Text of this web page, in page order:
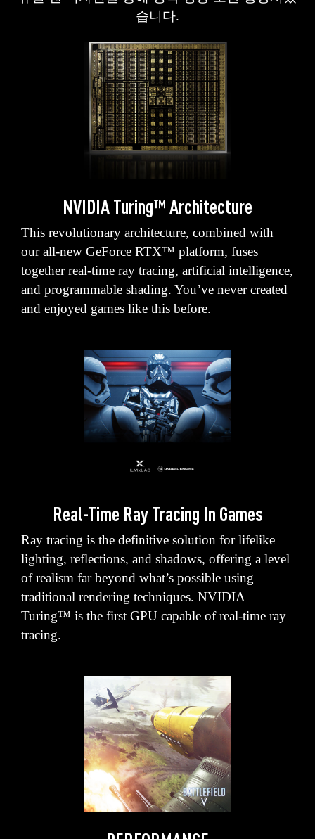
습니다.
NVIDIA Turing™ Architecture
This revolutionary architecture, combined with
our all-new GeForce RTX™ platform, fuses
together real-time ray tracing, artificial intelligence,
and programmable shading. You’ve never created
and enjoyed games like this before.
Real-Time Ray Tracing In Games
Ray tracing is the definitive solution for lifelike
lighting, reflections, and shadows, offering a level
of realism far beyond what’s possible using
traditional rendering techniques. NVIDIA
Turing™ is the first GPU capable of real-time ray
tracing.